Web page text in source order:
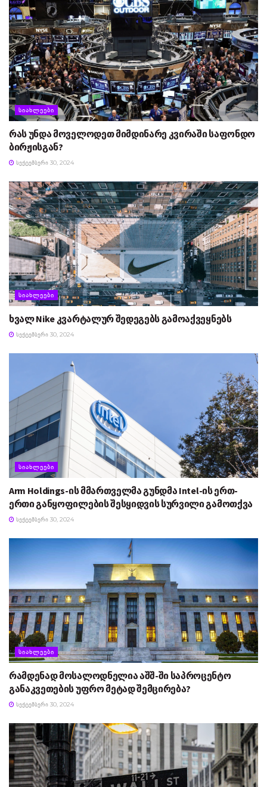
ᲡᲘᲐᲮᲚᲔᲔᲑᲘ
რას უნდა მოველოდეთ მიმდინარე კვირაში საფონდო
ბირჟისგან?
ᲡᲔᲥᲢᲔᲛᲑᲔᲠᲘ 30, 2024
ᲡᲘᲐᲮᲚᲔᲔᲑᲘ
ხვალ Nike კვარტალურ შედეგებს გამოაქვეყნებს
ᲡᲔᲥᲢᲔᲛᲑᲔᲠᲘ 30, 2024
ᲡᲘᲐᲮᲚᲔᲔᲑᲘ
Arm Holdings-ის მმართველმა გუნდმა Intel-ის ერთ-
ერთი განყოფილების შესყიდვის სურვილი გამოთქვა
ᲡᲔᲥᲢᲔᲛᲑᲔᲠᲘ 30, 2024
ᲡᲘᲐᲮᲚᲔᲔᲑᲘ
რამდენად მოსალოდნელია აშშ-ში საპროცენტო
განაკვეთების უფრო მეტად შემცირება?
ᲡᲔᲥᲢᲔᲛᲑᲔᲠᲘ 30, 2024